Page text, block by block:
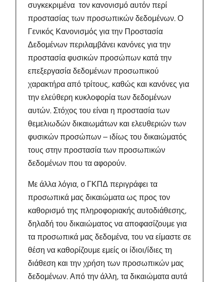
συγκεκριμένα τον κανονισμό αυτόν περί
προστασίας των προσωπικών δεδομένων. Ο
Γενικός Κανονισμός για την Προστασία
Δεδομένων περιλαμβάνει κανόνες για την
προστασία φυσικών προσώπων κατά την
επεξεργασία δεδομένων προσωπικού
χαρακτήρα από τρίτους, καθώς και κανόνες για
την ελεύθερη κυκλοφορία των δεδομένων
αυτών. Στόχος του είναι η προστασία των
θεμελιωδών δικαιωμάτων και ελευθεριών των
φυσικών προσώπων – ιδίως του δικαιώματός
τους στην προστασία των προσωπικών
δεδομένων που τα αφορούν.
Με άλλα λόγια, ο ΓΚΠΔ περιγράφει τα
προσωπικά μας δικαιώματα ως προς τον
καθορισμό της πληροφοριακής αυτοδιάθεσης,
δηλαδή του δικαιώματος να αποφασίζουμε για
τα προσωπικά μας δεδομένα, του να είμαστε σε
θέση να καθορίζουμε εμείς οι ίδιοι/ίδιες τη
διάθεση και την χρήση των προσωπικών μας
δεδομένων. Από την άλλη, τα δικαιώματα αυτά